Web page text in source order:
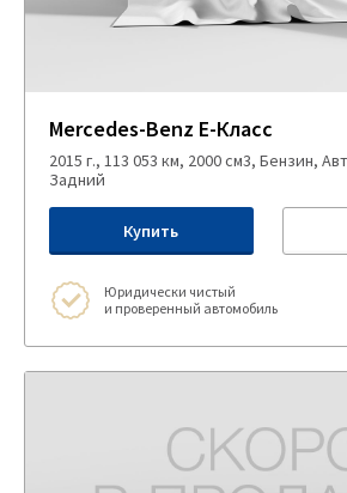
Mercedes-Benz E-Класс
2015 г., 113 053 км, 2000 см3, Бензин,
Задний
Купить
Юридически чистый
и проверенный автомобиль